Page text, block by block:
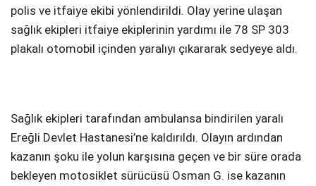
polis ve itfaiye ekibi yönlendirildi. Olay yerine ulaşan
sağlık ekipleri itfaiye ekiplerinin yardımı ile 78 SP 303
plakalı otomobil içinden yaralıyı çıkararak sedyeye aldı.
Sağlık ekipleri tarafından ambulansa bindirilen yaralı
Ereğli Devlet Hastanesi’ne kaldırıldı. Olayın ardından
kazanın şoku ile yolun karşısına geçen ve bir süre orada
bekleyen motosiklet sürücüsü Osman G. ise kazanın